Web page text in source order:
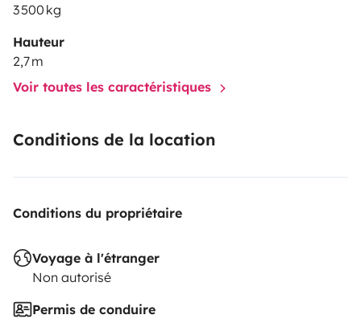
3 500 kg
Hauteur
2,7 m
Voir toutes les caractéristiques
Conditions de la location
Conditions du propriétaire
Voyage à l'étranger
Non autorisé
Permis de conduire